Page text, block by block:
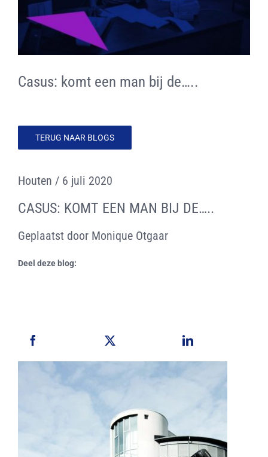
CONTACT
LOGIN SiCS
Terms and Conditions
Casus: komt een man bij de…..
TERUG NAAR BLOGS
Houten / 6 juli 2020
CASUS: KOMT EEN MAN BIJ DE…..
Geplaatst door Monique Otgaar
Deel deze blog: